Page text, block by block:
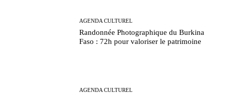
AGENDA CULTUREL
Randonnée Photographique du Burkina
Faso : 72h pour valoriser le patrimoine
AGENDA CULTUREL